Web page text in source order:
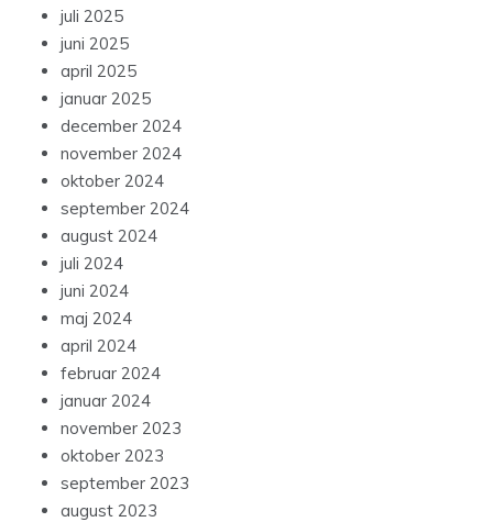
juli 2025
juni 2025
april 2025
januar 2025
december 2024
november 2024
oktober 2024
september 2024
august 2024
juli 2024
juni 2024
maj 2024
april 2024
februar 2024
januar 2024
november 2023
oktober 2023
september 2023
august 2023